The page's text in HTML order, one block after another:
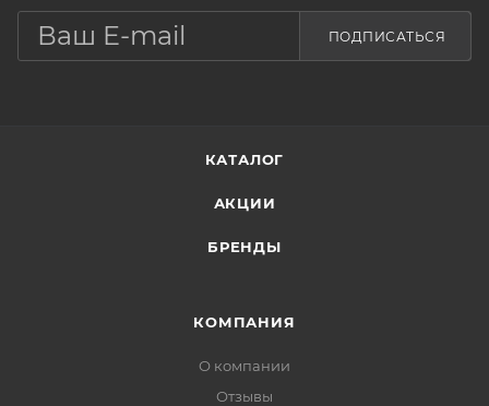
ПОДПИСАТЬСЯ
КАТАЛОГ
АКЦИИ
БРЕНДЫ
КОМПАНИЯ
О компании
Отзывы